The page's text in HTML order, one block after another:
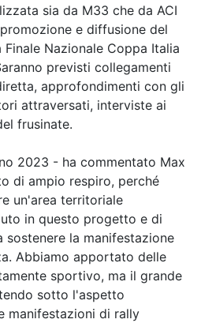
sia da M33 che da ACI
e diffusione del
Nazionale Coppa Italia
previsti collegamenti
approfondimenti con gli
attraversati, interviste ai
frusinate.
2023 - ha commentato Max
di ampio respiro, perché
un'area territoriale
in questo progetto e di
sostenere la manifestazione
Abbiamo apportato delle
sportivo, ma il grande
sotto l'aspetto
manifestazioni di rally